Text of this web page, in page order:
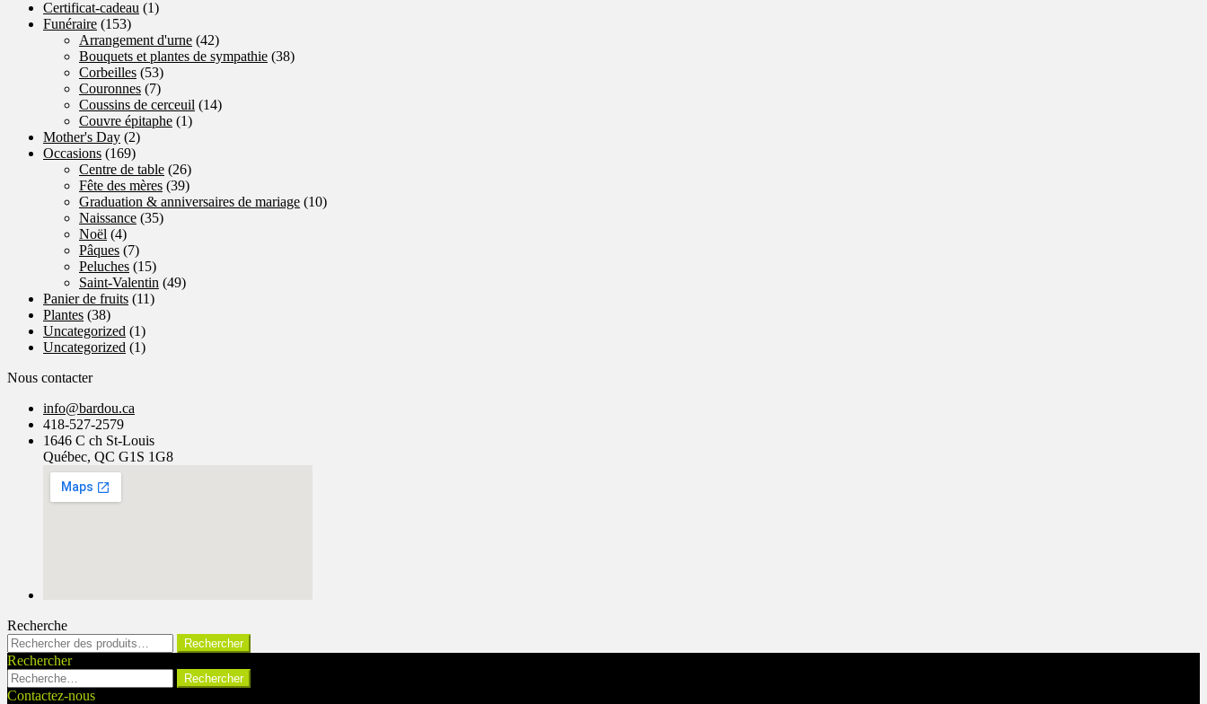
Certificat-cadeau (1)
Funéraire (153)
Arrangement d'urne (42)
Bouquets et plantes de sympathie (38)
Corbeilles (53)
Couronnes (7)
Coussins de cerceuil (14)
Couvre épitaphe (1)
Mother's Day (2)
Occasions (169)
Centre de table (26)
Fête des mères (39)
Graduation & anniversaires de mariage (10)
Naissance (35)
Noël (4)
Pâques (7)
Peluches (15)
Saint-Valentin (49)
Panier de fruits (11)
Plantes (38)
Uncategorized (1)
Uncategorized (1)
Nous contacter
info@bardou.ca
418-527-2579
1646 C ch St-Louis
Québec, QC G1S 1G8
Recherche
Rechercher :
Rechercher
Rechercher
Rechercher :
Contactez-nous